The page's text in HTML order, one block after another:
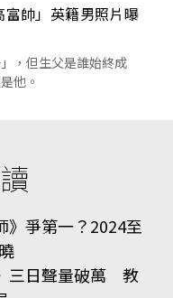
帥」英籍男照片曝
，但生父是誰始終成
他。
》爭第一？2024至
三日聲量破萬 教